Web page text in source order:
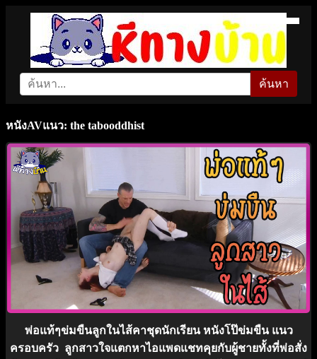
ค้นหา
หนังAVแนว: the tabooddhist
พ่อแท้ๆข่มขืนลูกในไส้คาชุดนักเรียน หนังโป๊ข่มขืน แนว
ครอบครัว ลูกสาวใจแตกหาไอแพดแชทคุยกับผู้ชายทั้งที่พ่อสั่ง